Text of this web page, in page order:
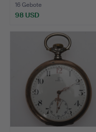
16 Gebote
98 USD